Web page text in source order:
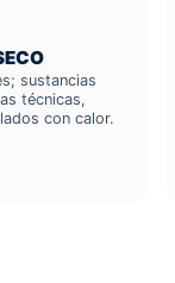
sustancias
técnicas,
con calor.